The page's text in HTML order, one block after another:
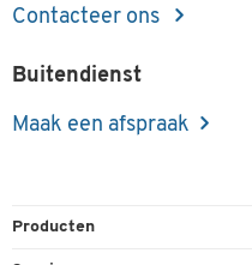
Contacteer ons
Buitendienst
Maak een afspraak
Producten
Kantoorbenodigdheden